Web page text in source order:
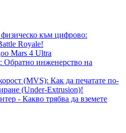
към цифрово:
Royale!
Mars 4 Ultra
Обратно инженерство на
(MVS): Как да печатате по-
(Under-Extrusion)!
- Какво трябва да вземете